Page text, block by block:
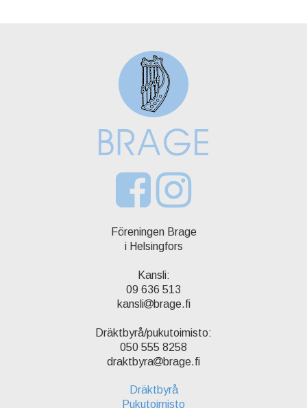
Föreningen Brage
i Helsingfors
Kansli:
09 636 513
kansli
brage.fi
Dräktbyrå/pukutoimisto:
050 555 8258
draktbyra
brage.fi
Dräktbyrå
Pukutoimisto